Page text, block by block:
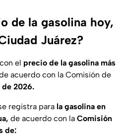
de la gasolina hoy,
Juárez?
el precio de la gasolina más
acuerdo con la Comisión de
de 2026.
registra para la gasolina en
de acuerdo con la Comisión
de: